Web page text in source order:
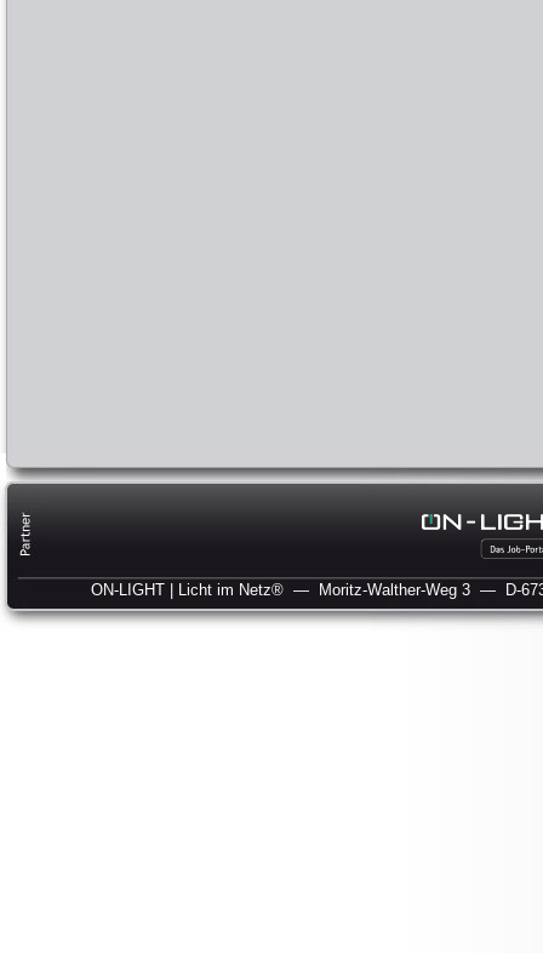
ON-LIGHT | Licht im Netz® — Moritz-Walther-Weg 3 — D-